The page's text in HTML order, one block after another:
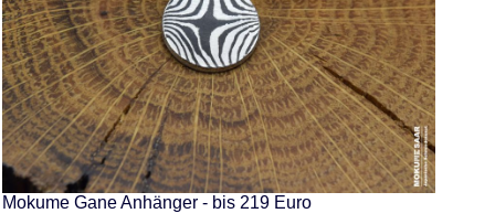
Mokume Gane Anhänger - bis 219 Euro